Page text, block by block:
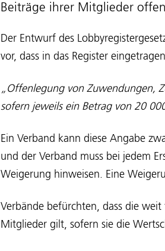
Beiträge ihrer Mitglieder
Der Entwurf des
vor, dass in das Register
„Offenlegung von Zuwendungen,
sofern jeweils ein Betrag von 20
Ein Verband kann diese Angabe
und der Verband muss bei jedem
Weigerung hinweisen. Eine
Verbände befürchten, dass die
Mitglieder gilt, sofern sie die